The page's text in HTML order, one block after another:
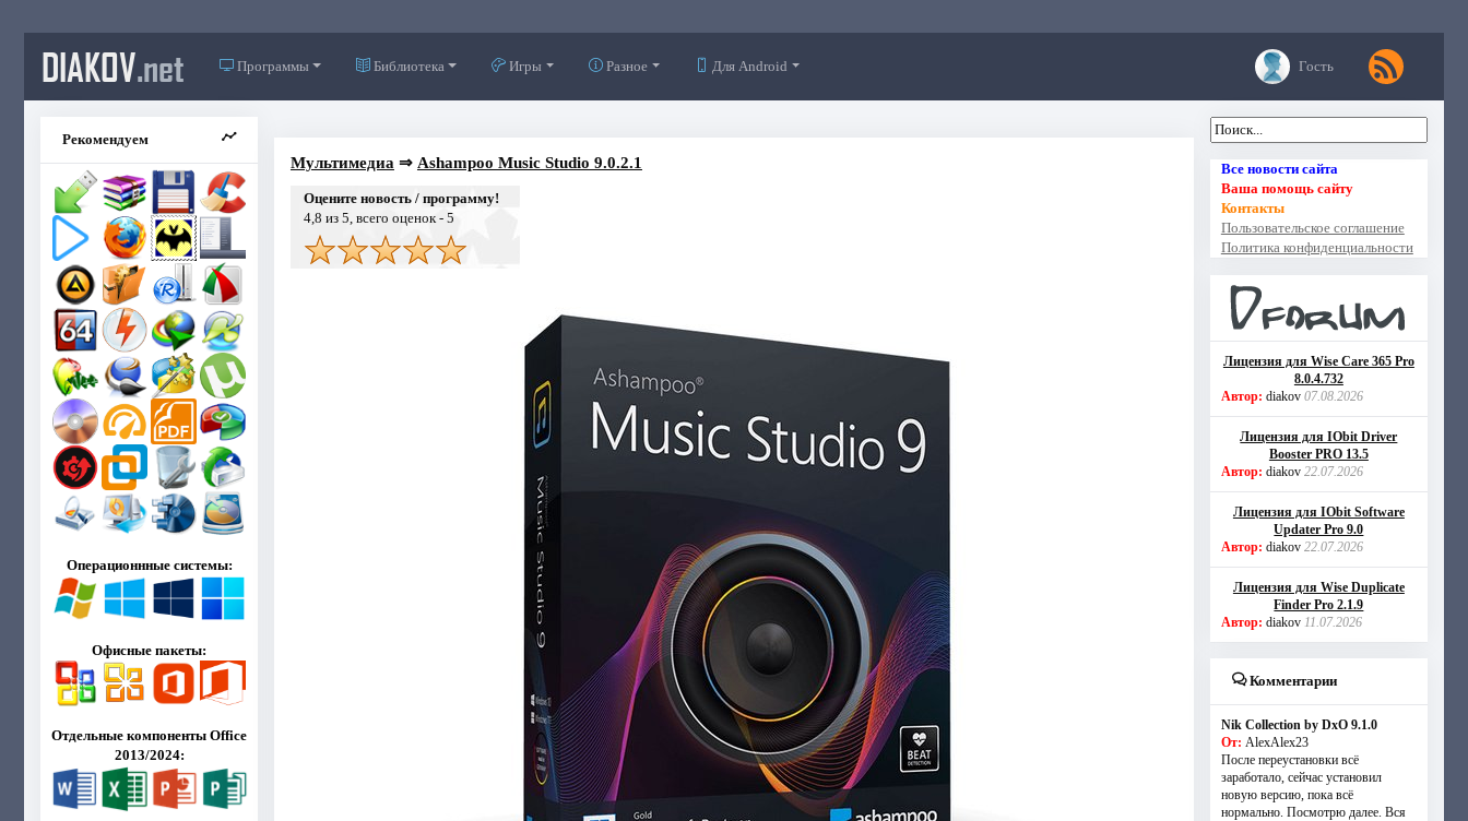
DIAKOV.net Программы Библиотека Игры Разное Для Android Гость
Рекомендуем
Операционнные системы:
Офисные пакеты:
Отдельные компоненты Office
2013/2024:
Мультимедиа ⇒ Ashampoo Music Studio 9.0.2.1
Оцените новость / программу!
4,8 из 5, всего оценок - 5
Все новости сайта
Ваша помощь сайту
Контакты
Пользовательское соглашение
Политика конфиденциальности
Лицензия для Wise Care 365 Pro
8.0.4.732
Автор: diakov 07.08.2026
Лицензия для IObit Driver
Booster PRO 13.5
Автор: diakov 22.07.2026
Лицензия для IObit Software
Updater Pro 9.0
Автор: diakov 22.07.2026
Лицензия для Wise Duplicate
Finder Pro 2.1.9
Автор: diakov 11.07.2026
Комментарии
Nik Collection by DxO 9.1.0
От: AlexAlex23
После переустановки всё
заработало, сейчас установил
новую версию, пока всё
нормально. Посмотрю далее. Вся